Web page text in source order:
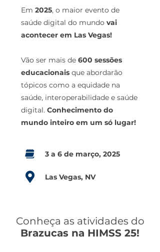
Em 2025, o maior evento de
saúde digital do mundo vai
acontecer em Las Vegas!
Vão ser mais de 600 sessões
educacionais que abordarão
tópicos como a equidade na
saúde, interoperabilidade e saúde
digital. Conhecimento do
mundo inteiro em um só lugar!
3 a 6 de março, 2025
Las Vegas, NV
Conheça as atividades do
Brazucas na HIMSS 25!